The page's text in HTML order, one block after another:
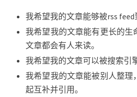
我希望我的文章能够被rss feed
我希望我的文章能有更长的生
文章都会有人来读。
我希望我的文章可以被搜索引
我希望我的文章能被别人整理
起互补并引用。